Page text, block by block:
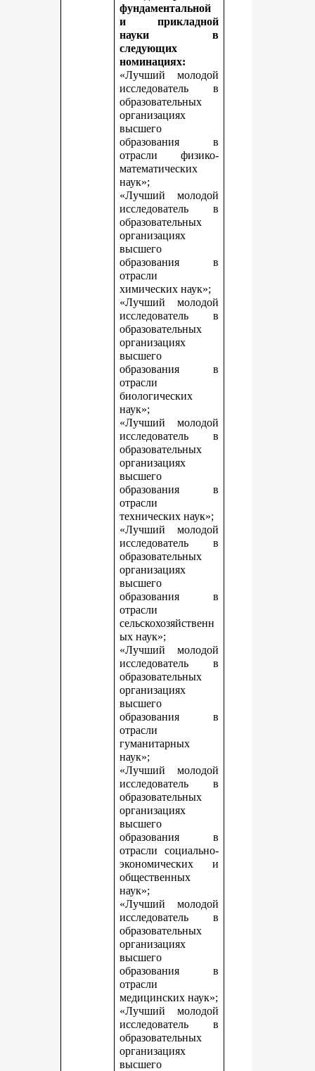
фундаментальной
и прикладной
науки в
следующих
номинациях:
«Лучший молодой
исследователь в
образовательных
организациях
высшего
образования в
отрасли физико-
математических
наук»;
«Лучший молодой
исследователь в
образовательных
организациях
высшего
образования в
отрасли
химических наук»;
«Лучший молодой
исследователь в
образовательных
организациях
высшего
образования в
отрасли
биологических
наук»;
«Лучший молодой
исследователь в
образовательных
организациях
высшего
образования в
отрасли
технических наук»;
«Лучший молодой
исследователь в
образовательных
организациях
высшего
образования в
отрасли
сельскохозяйственн
ых наук»;
«Лучший молодой
исследователь в
образовательных
организациях
высшего
образования в
отрасли
гуманитарных
наук»;
«Лучший молодой
исследователь в
образовательных
организациях
высшего
образования в
отрасли социально-
экономических и
общественных
наук»;
«Лучший молодой
исследователь в
образовательных
организациях
высшего
образования в
отрасли
медицинских наук»;
«Лучший молодой
исследователь в
образовательных
организациях
высшего